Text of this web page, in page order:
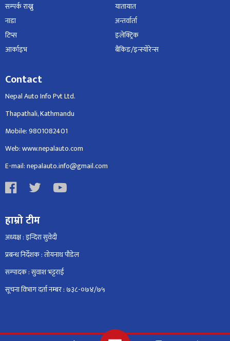
सम्पर्क राख्नु
नाडा
टिप्स
आर्काइभ
यातायात
अन्तर्वार्ता
इलेक्ट्रिक
बैंकिङ/इन्स्योरेन्स
Contact
Nepal Auto Info Pvt Ltd.
Thapathali, Kathmandu
Mobile: 9801082401
Web: www.nepalauto.com
E-mail: nepalauto.info@gmail.com
हाम्रो टीम
अध्यक्ष : इन्दिरा सुवेदी
प्रबन्ध निर्देशक : तोयनाथ पौडेल
सम्पादक : सुवाश भट्टराई
सूचना विभाग दर्ता नम्बर : ७३८-०७४/७५